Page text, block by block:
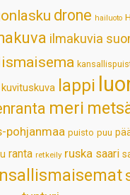
k
n
s
t
drone hailuoto
ilmakuvia
kuvituskuva lappi
meri
pohjanmaa puisto puu
ranta retkeily ruska saari